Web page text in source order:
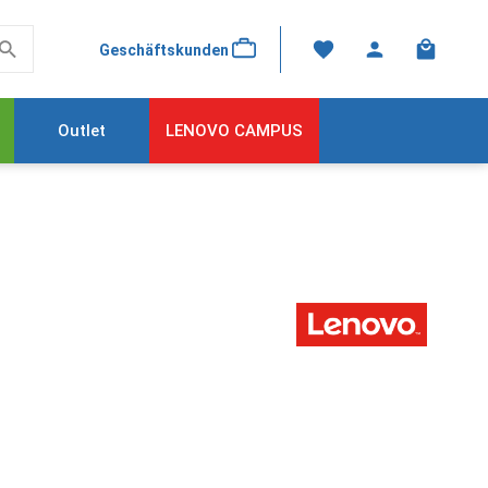
Geschäftskunden
Outlet LENOVO CAMPUS